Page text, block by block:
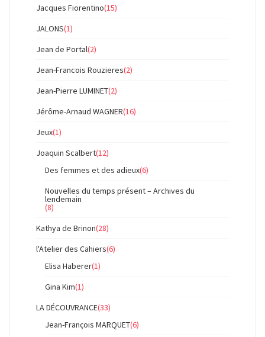
Jacques Fiorentino(15)
JALONS(1)
Jean de Portal(2)
Jean-Francois Rouzieres(2)
Jean-Pierre LUMINET(2)
Jérôme-Arnaud WAGNER(16)
Jeux(1)
Joaquin Scalbert(12)
Des femmes et des adieux(6)
Nouvelles du temps présent – Archives du
lendemain
(8)
Kathya de Brinon(28)
l'Atelier des Cahiers(6)
Elisa Haberer(1)
Gina Kim(1)
LA DÉCOUVRANCE(33)
Jean-François MARQUET(6)